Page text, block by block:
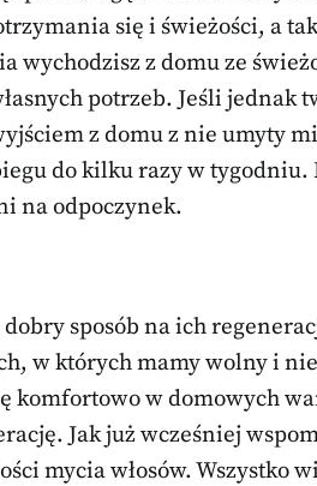
się i świeżości, a
wychodzisz z domu ze
potrzeb. Jeśli jednak
z domu z nie umyty
do kilku razy w
na odpoczynek.
sposób na ich
w których mamy wolny i
komfortowo w domowych
Jak już wcześniej
mycia włosów. Wszystko